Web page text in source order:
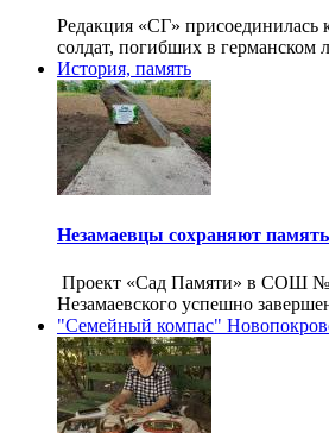
Редакция «СГ» присоединилась
солдат, погибших в германском
История, память
Незамаевцы сохраняют
Проект «Сад Памяти» в СОШ №
Незамаевского успешно
"Семейный компас"